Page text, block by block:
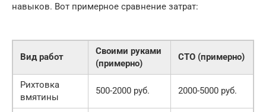
навыков. Вот примерное сравнение затрат:
Вид работ
Своими руками
(примерно)
СТО (примерно)
Рихтовка
вмятины
500-2000 руб. 2000-5000 руб.